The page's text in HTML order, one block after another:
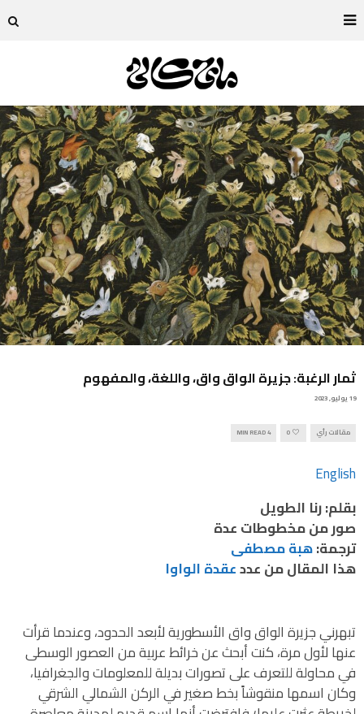
ثمار الرغبة: جزيرة الواق واق، واللغة، والمفهوم
19 يوليو, 2023
مقالات رأي 0
4 MIN READ
English
بقلم: رنا الطويل
صور من مخطوطات عدة
ترجمة:هبة مصطفى
هذا المقال من عددعقدة الواوا
تبهرني جزيرة الواق واق الأسطورية لأبعد الحدود، وعندما قرأت
عنها لأول مرة، كنت أبحث عن خرائط عربية من العصور الوسطى
في محاولة للتعرف على تصورات بديلة للمعلومات والجغرافيا،
وكان اسمها منقوشاً بخط صغير في الركن الشمالي الشرقي